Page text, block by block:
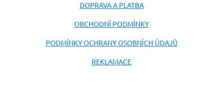
DOPRAVA A PLATBA
OBCHODNÍ PODMÍNKY
PODMÍNKY OCHRANY OSOBNÍCH ÚDAJŮ
REKLAMACE